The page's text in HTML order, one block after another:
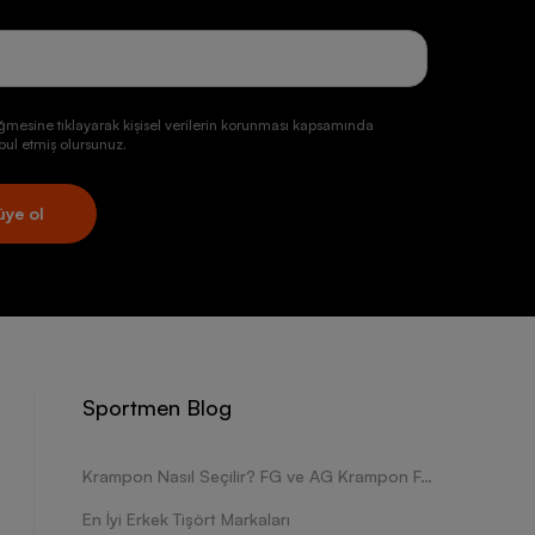
tıklayarak kişisel verilerin korunması kapsamında
etmiş olursunuz.
ol
Sportmen Blog
Krampon Nasıl Seçilir? FG ve AG Krampon Farkları Nelerdir?
En İyi Erkek Tişört Markaları